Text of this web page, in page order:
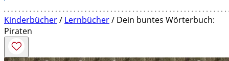
Kinderbücher/ Lernbücher/ Dein buntes Wörterbuch:
Piraten